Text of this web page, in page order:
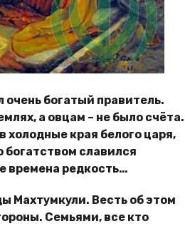
богатый правитель.
а овцам – не было счёта.
холодные края белого царя,
богатством славился
времена редкость…
Махтумкули. Весть об этом
Семьями, все кто